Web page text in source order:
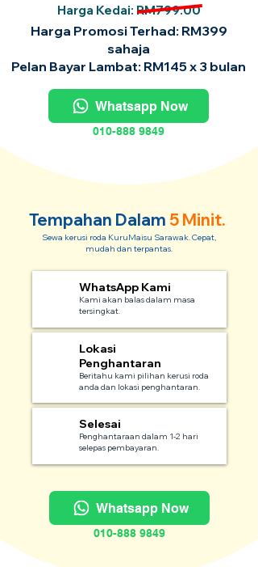
Harga Kedai: RM799.00
Harga Promosi Terhad: RM399
sahaja
Pelan Bayar Lambat: RM145 x 3 bulan
Whatsapp Now
010-888 9849
Tempahan Dalam 5 Minit.
Sewa kerusi roda KuruMaisu Sarawak. Cepat,
mudah dan terpantas.
WhatsApp Kami
Kami akan balas dalam masa
tersingkat.
Lokasi
Penghantaran
Beritahu kami pilihan kerusi roda
anda dan lokasi penghantaran.
Selesai
Penghantaraan dalam 1-2 hari
selepas pembayaran.
Whatsapp Now
010-888 9849